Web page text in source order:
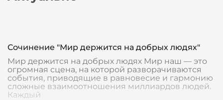
Сочинение "Мир держится на добрых людях"
Мир держится на добрых людях Мир наш — это
огромная сцена, на которой разворачиваются
события, приводящие в равновесие и гармонию
сложные взаимоотношения миллиардов людей.
Каждый